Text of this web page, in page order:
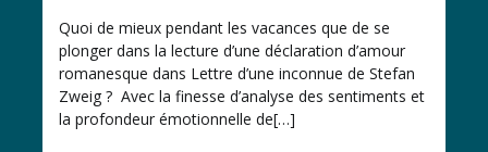
Quoi de mieux pendant les vacances que de se
plonger dans la lecture d’une déclaration d’amour
romanesque dans Lettre d’une inconnue de Stefan
Zweig ? Avec la finesse d’analyse des sentiments et
la profondeur émotionnelle de[…]